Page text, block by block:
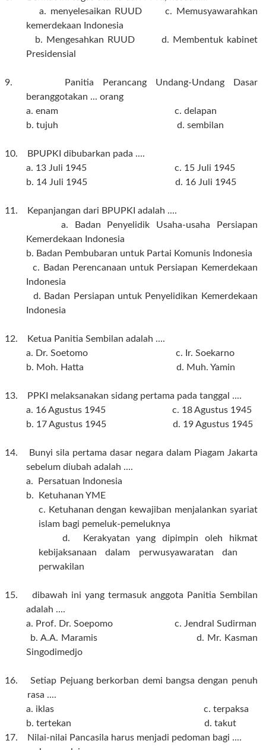
a. menyelesaikan RUUD
c. Memusyawarahkan
kemerdekaan Indonesia
b. Mengesahkan RUUD d. Membentuk kabinet
Presidensial
9. Panitia Perancang Undang-Undang Dasar
beranggotakan ... orang
a. enam c. delapan
b. tujuh d. sembilan
10. BPUPKI dibubarkan pada ....
a. 13 Juli 1945 c. 15 Juli 1945
b. 14 Juli 1945 d. 16 Juli 1945
11. Kepanjangan dari BPUPKI adalah ....
a. Badan Penyelidik Usaha-usaha Persiapan
Kemerdekaan Indonesia
b. Badan Pembubaran untuk Partai Komunis Indonesia
c. Badan Perencanaan untuk Persiapan Kemerdekaan
Indonesia
d. Badan Persiapan untuk Penyelidikan Kemerdekaan
Indonesia
12. Ketua Panitia Sembilan adalah ....
a. Dr. Soetomo c. Ir. Soekarno
b. Moh. Hatta d. Muh. Yamin
13. PPKI melaksanakan sidang pertama pada tanggal ....
a. 16 Agustus 1945 c. 18 Agustus 1945
b. 17 Agustus 1945 d. 19 Agustus 1945
14. Bunyi sila pertama dasar negara dalam Piagam Jakarta
sebelum diubah adalah ....
a. Persatuan Indonesia
b. Ketuhanan YME
dengan kewajiban menjalankan syariat
islam bagi pemeluk-pemeluknya
d. Kerakyatan yang dipimpin oleh hikmat
kebijaksanaan dalam perwusyawaratan dan
perwakilan
15. dibawah ini yang termasuk anggota Panitia Sembilan
adalah ....
a. Prof. Dr. Soepomo c. Jendral Sudirman
b. A.A. Maramis d. Mr. Kasman
Singodimedjo
16. Setiap Pejuang berkorban demi bangsa dengan penuh
rasa ....
a. iklas c. terpaksa
b. tertekan d. takut
17. Nilai-nilai Pancasila harus menjadi pedoman bagi ....